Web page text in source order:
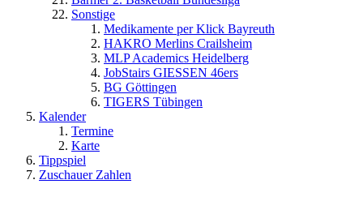
Sonstige
Medikamente per Klick Bayreuth
HAKRO Merlins Crailsheim
MLP Academics Heidelberg
JobStairs GIESSEN 46ers
BG Göttingen
TIGERS Tübingen
Kalender
Termine
Karte
Tippspiel
Zuschauer Zahlen